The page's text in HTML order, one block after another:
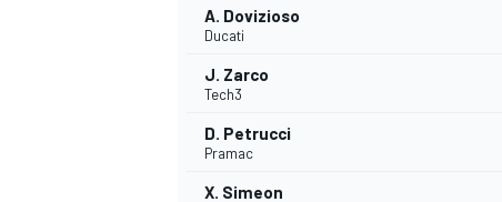
WEC
A. Dovizioso
Ducati
J. Zarco
Tech3
D. Petrucci
Pramac
X. Simeon